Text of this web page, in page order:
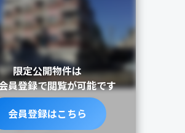
限定公開物件は
員登録で閲覧が可能です
会員登録はこちら
宿ツインレジデンス
4,900